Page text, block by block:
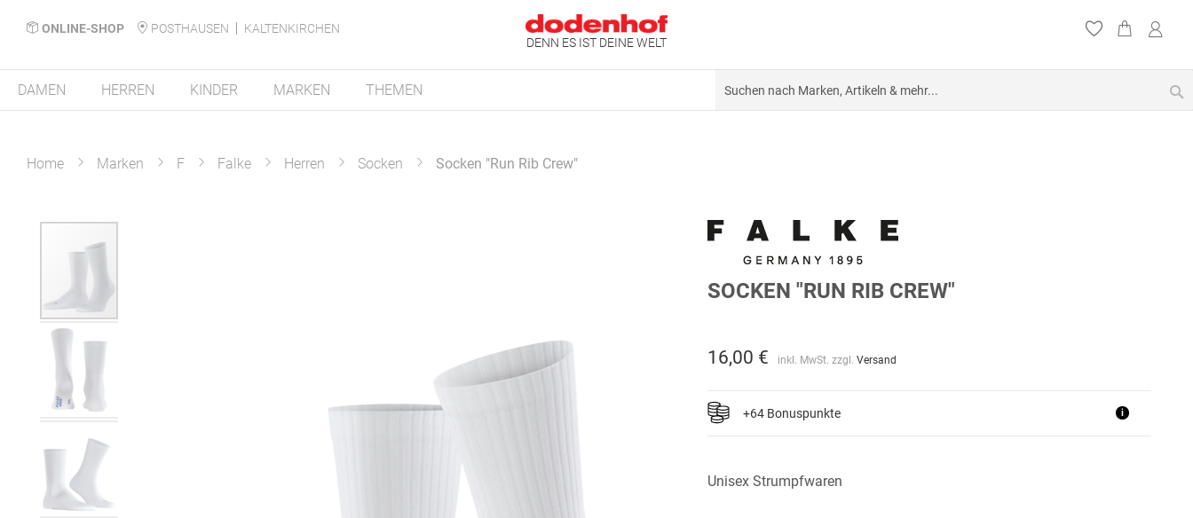
ONLINE-SHOP POSTHAUSEN
KALTENKIRCHEN
DENN ES IST DEINE WELT
DAMEN HERREN KINDER MARKEN THEMEN
Home Marken F Falke Herren Socken Socken "Run Rib Crew"
Zum
springen
SOCKEN "RUN RIB CREW"
16,00 € inkl. MwSt. zzgl.Versand
+64 Bonuspunkte i
Unisex Strumpfwaren